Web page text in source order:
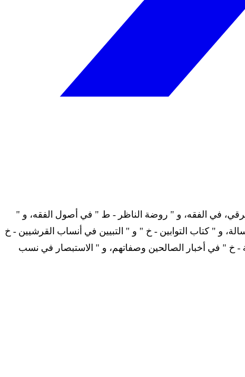
- ط " شرح به مختصر الخرقي، في الفقه، و " روضة الناظر - ط " في أصول الفقه، و "
و " كتاب التوابين - خ " و " التبيين في أنساب القرشيين - خ
- خ " في أخبار الصالحين وصفاتهم، و " الاستبصار في نسب